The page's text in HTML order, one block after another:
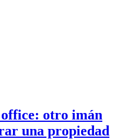
otro imán
una propiedad